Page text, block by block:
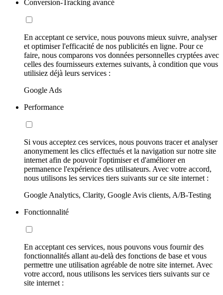
Conversion-Tracking avancé
En acceptant ce service, nous pouvons mieux suivre, analyser
et optimiser l'efficacité de nos publicités en ligne. Pour ce
faire, nous comparons vos données personnelles cryptées avec
celles des fournisseurs externes suivants, à condition que vous
utilisiez déjà leurs services :
Google Ads
Performance
Si vous acceptez ces services, nous pouvons tracer et analyser
anonymement les clics effectués et la navigation sur notre site
internet afin de pouvoir l'optimiser et d'améliorer en
permanence l'expérience des utilisateurs. Avec votre accord,
nous utilisons les services tiers suivants sur ce site internet :
Google Analytics, Clarity, Google Avis clients, A/B-Testing
Fonctionnalité
En acceptant ces services, nous pouvons vous fournir des
fonctionnalités allant au-delà des fonctions de base et vous
permettre une utilisation agréable de notre site internet. Avec
votre accord, nous utilisons les services tiers suivants sur ce
site internet :